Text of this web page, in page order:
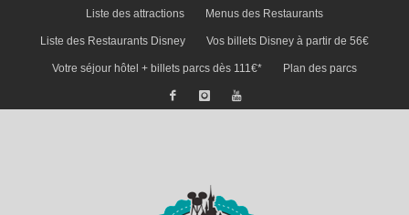
Liste des attractions Menus des Restaurants
Liste des Restaurants Disney Vos billets Disney à partir de 56€
Votre séjour hôtel + billets parcs dès 111€* Plan des parcs